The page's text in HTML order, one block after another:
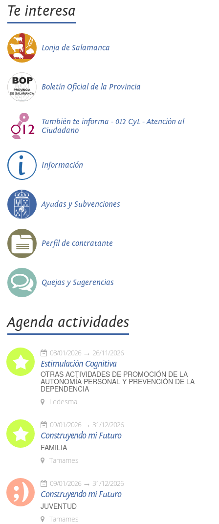
Te interesa
Lonja de Salamanca
Boletín Oficial de la Provincia
También te informa - 012 CyL - Atención al
Ciudadano
Información
Ayudas y Subvenciones
Perfil de contratante
Quejas y Sugerencias
Agenda actividades
08/01/2026 26/11/2026
Estimulación Cognitiva
OTRAS ACTIVIDADES DE PROMOCIÓN DE LA
AUTONOMÍA PERSONAL Y PREVENCIÓN DE LA
DEPENDENCIA
Ledesma
09/01/2026 31/12/2026
Construyendo mi Futuro
FAMILIA
Tamames
09/01/2026 31/12/2026
Construyendo mi Futuro
JUVENTUD
Tamames